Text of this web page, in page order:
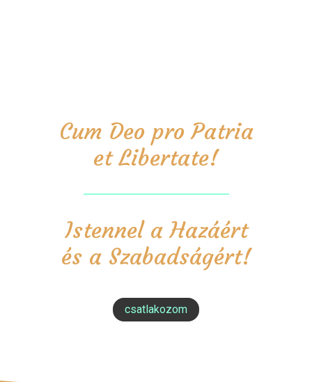
Cum Deo pro Patria
et Libertate!
Istennel a Hazáért
és a Szabadságért!
csatlakozom